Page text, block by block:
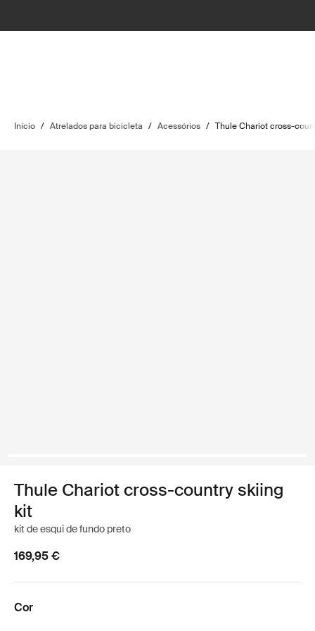
Início / Atrelados para bicicleta / Acessórios / Thule Chariot cross-
Thule Chariot cross-country skiing
kit
kit de esqui de fundo preto
169,95 €
Cor